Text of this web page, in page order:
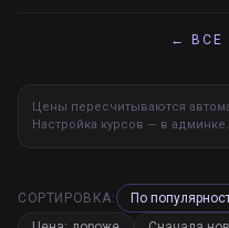
← ВСЕ
Цены пересчитываются
Настройка курсов — в админке.
СОРТИРОВКА: По